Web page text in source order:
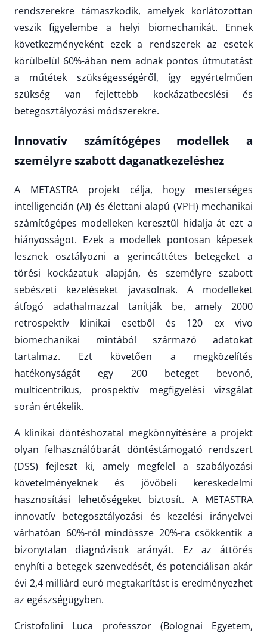
rendszerekre támaszkodik, amelyek korlátozottan
veszik figyelembe a helyi biomechanikát. Ennek
következményeként ezek a rendszerek az esetek
körülbelül 60%-ában nem adnak pontos útmutatást
a műtétek szükségességéről, így egyértelműen
szükség van fejlettebb kockázatbecslési és
betegosztályozási módszerekre.
Innovatív számítógépes modellek a
személyre szabott daganatkezeléshez
A METASTRA projekt célja, hogy mesterséges
intelligencián (AI) és élettani alapú (VPH) mechanikai
számítógépes modelleken keresztül hidalja át ezt a
hiányosságot. Ezek a modellek pontosan képesek
lesznek osztályozni a gerincáttétes betegeket a
törési kockázatuk alapján, és személyre szabott
sebészeti kezeléseket javasolnak. A modelleket
átfogó adathalmazzal tanítják be, amely 2000
retrospektív klinikai esetből és 120 ex vivo
biomechanikai mintából származó adatokat
tartalmaz. Ezt követően a megközelítés
hatékonyságát egy 200 beteget bevonó,
multicentrikus, prospektív megfigyelési vizsgálat
során értékelik.
A klinikai döntéshozatal megkönnyítésére a projekt
olyan felhasználóbarát döntéstámogató rendszert
(DSS) fejleszt ki, amely megfelel a szabályozási
követelményeknek és jövőbeli kereskedelmi
hasznosítási lehetőségeket biztosít. A METASTRA
innovatív betegosztályozási és kezelési irányelvei
várhatóan 60%-ról mindössze 20%-ra csökkentik a
bizonytalan diagnózisok arányát. Ez az áttörés
enyhíti a betegek szenvedését, és potenciálisan akár
évi 2,4 milliárd euró megtakarítást is eredményezhet
az egészségügyben.
Cristofolini Luca professzor (Bolognai Egyetem,